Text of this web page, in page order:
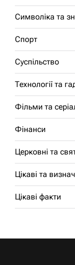
Символіка та
Спорт
Суспільство
Технології та
Фільми та
Фінанси
Церковні та
Цікаві та
Цікаві факти